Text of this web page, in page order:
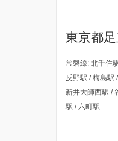
東京都
常磐線: 北千住
反野駅 / 梅島駅
新井大師西駅 /
駅 / 六町駅